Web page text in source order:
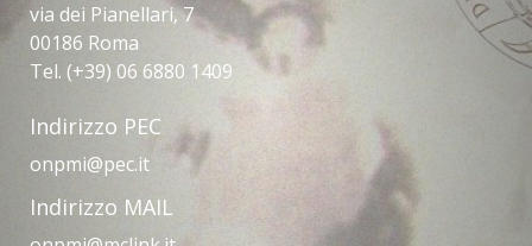
via dei Pianellari, 7
00186 Roma
Tel. (+39) 06 6880 1409
Indirizzo PEC
onpmi@pec.it
Indirizzo MAIL